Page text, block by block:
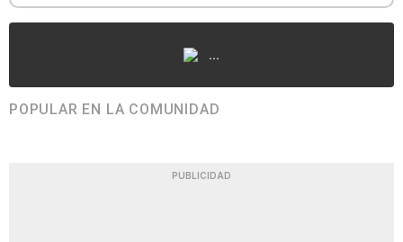
...
POPULAR EN LA COMUNIDAD
PUBLICIDAD